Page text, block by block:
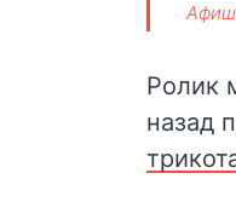
Ролик
назад